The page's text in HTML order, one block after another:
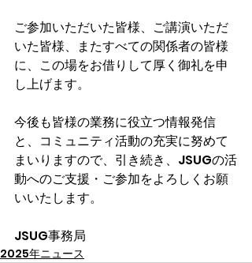
ご参加いただいた皆様、ご講演いただ
いた皆様、またすべての関係者の皆様
に、この場をお借りして厚く御礼を申
し上げます。
今後も皆様の業務に役立つ情報発信
と、コミュニティ活動の充実に努めて
まいりますので、引き続き、JSUGの活
動へのご支援・ご参加をよろしくお願
いいたします。
JSUG事務局
2025年ニュース